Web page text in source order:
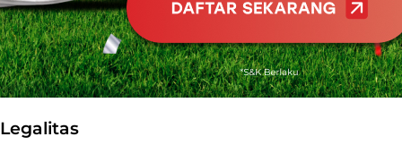
Legalitas